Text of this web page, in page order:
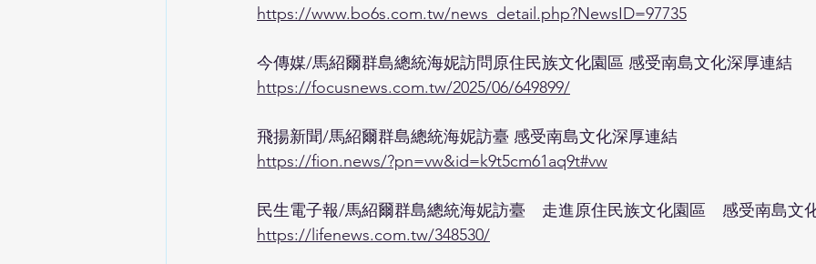
https://www.bo6s.com.tw/news_detail.php?NewsID=97735
今傳媒/馬紹爾群島總統海妮訪問原住民族文化園區 感受南島文化深厚連結
https://focusnews.com.tw/2025/06/649899/
飛揚新聞/馬紹爾群島總統海妮訪臺 感受南島文化深厚連結
https://fion.news/?pn=vw&id=k9t5cm61aq9t#vw
民生電子報/馬紹爾群島總統海妮訪臺　走進原住民族文化園區　感受南島文
https://lifenews.com.tw/348530/